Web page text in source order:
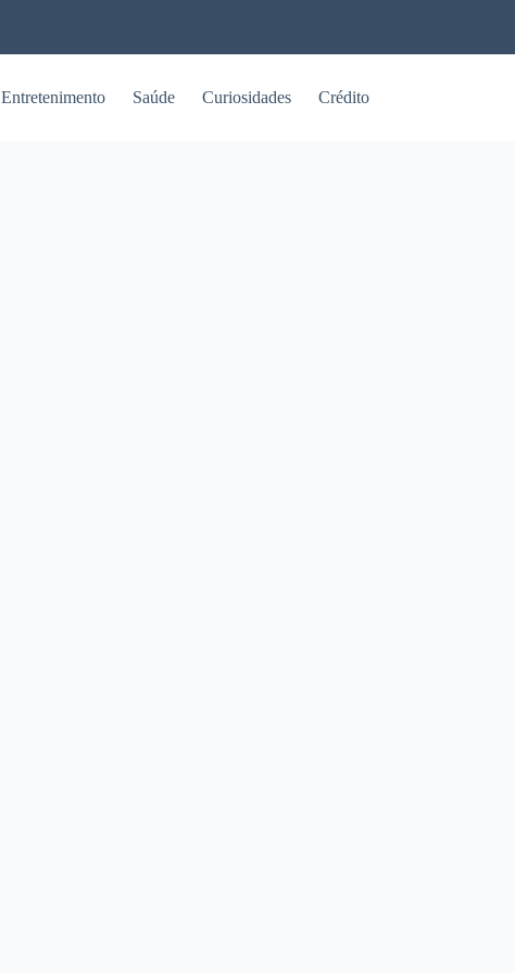
Entretenimento Saúde Curiosidades Crédito